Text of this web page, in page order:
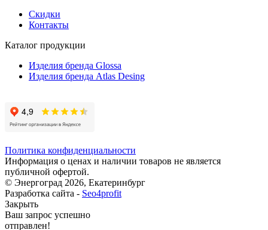
Скидки
Контакты
Каталог продукции
Изделия бренда Glossa
Изделия бренда Atlas Desing
Политика конфиденциальности
Информация о ценах и наличии товаров не является
публичной офертой.
© Энергоград 2026, Екатеринбург
Разработка сайта - Seo4profit
Закрыть
Ваш запрос успешно
отправлен!